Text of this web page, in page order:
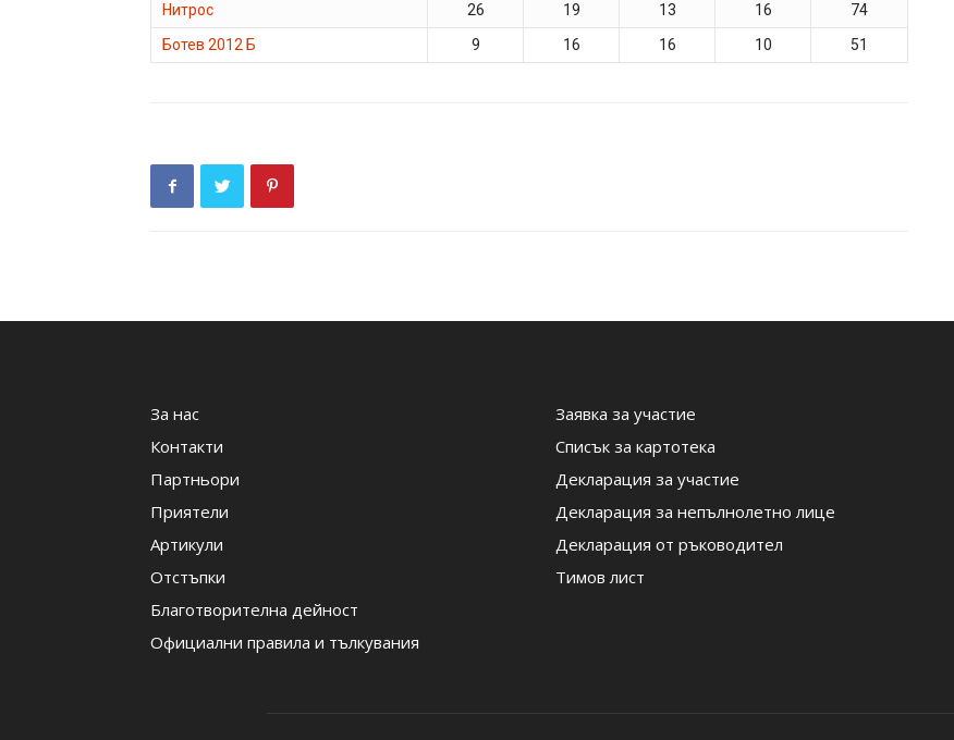
Нитрос
26 19 13 16
74
Ботев 2012 Б
9 16 16 10 51
За нас
Контакти
Партньори
Приятели
Артикули
Отстъпки
Благотворителна дейност
Официални правила и тълкувания
Заявка за участие
Списък за картотека
Декларация за участие
Декларация за непълнолетно лице
Декларация от ръководител
Тимов лист